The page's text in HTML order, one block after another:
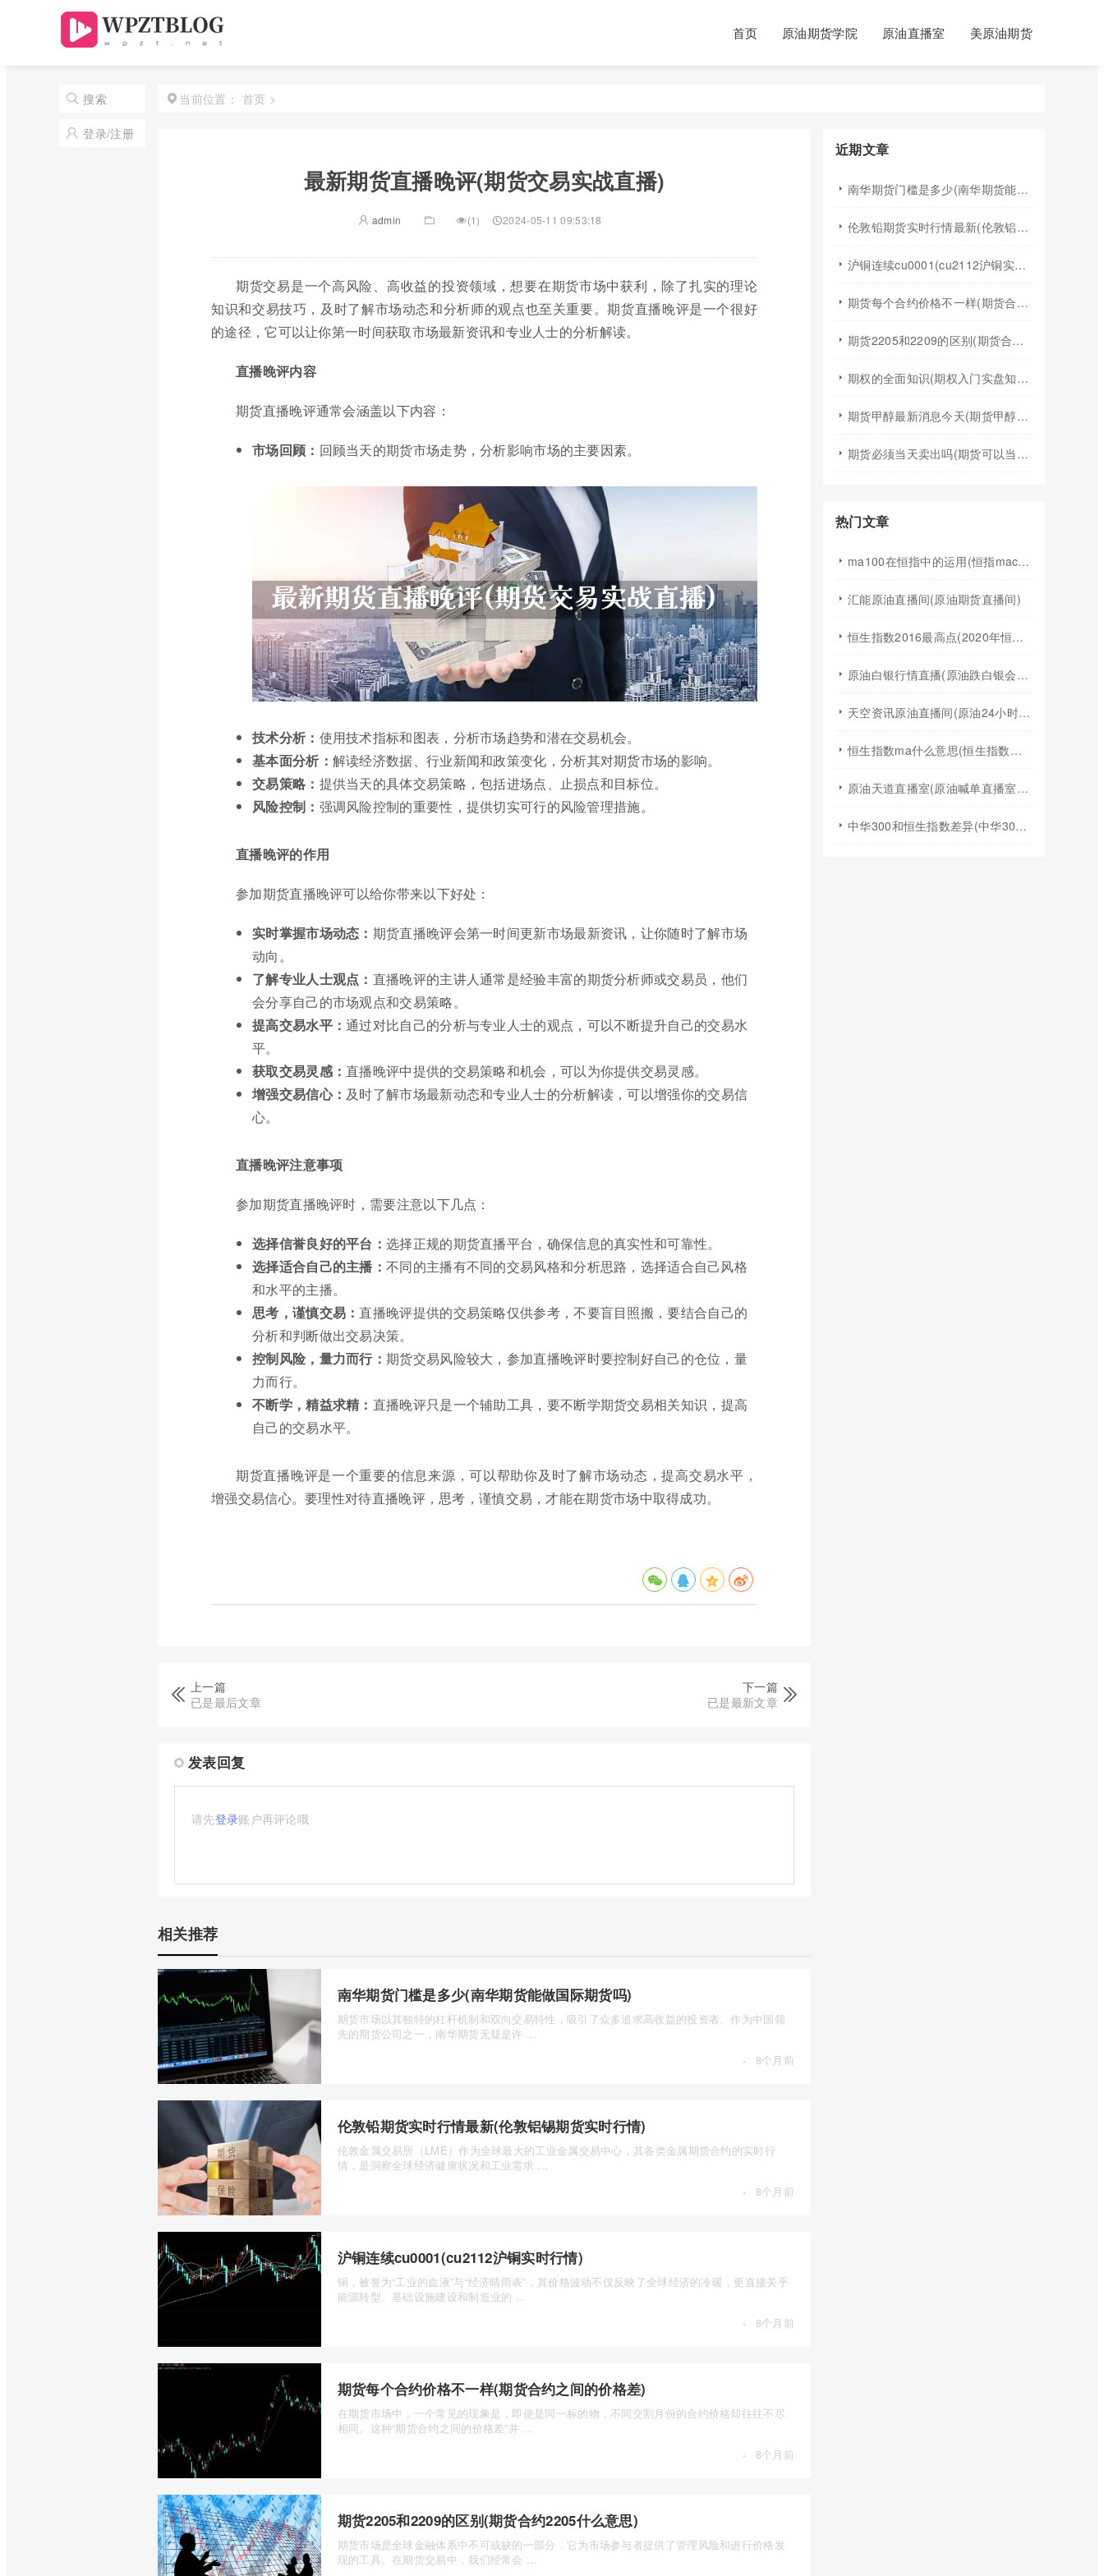
首页 原油期货学院 原油直播室 美原油期货
搜索
登录/注册
当前位置： 首页 >
最新期货直播晚评(期货交易实战直播)
admin (1) 2024-05-11 09:53:18
期货交易是一个高风险、高收益的投资领域，想要在期货市场中获利，除了扎实的理论
知识和交易技巧，及时了解市场动态和分析师的观点也至关重要。期货直播晚评是一个很好
的途径，它可以让你第一时间获取市场最新资讯和专业人士的分析解读。
直播晚评内容
期货直播晚评通常会涵盖以下内容：
市场回顾： 回顾当天的期货市场走势，分析影响市场的主要因素。
技术分析： 使用技术指标和图表，分析市场趋势和潜在交易机会。
基本面分析： 解读经济数据、行业新闻和政策变化，分析其对期货市场的影响。
交易策略： 提供当天的具体交易策略，包括进场点、止损点和目标位。
风险控制： 强调风险控制的重要性，提供切实可行的风险管理措施。
直播晚评的作用
参加期货直播晚评可以给你带来以下好处：
实时掌握市场动态： 期货直播晚评会第一时间更新市场最新资讯，让你随时了解市场
动向。
了解专业人士观点： 直播晚评的主讲人通常是经验丰富的期货分析师或交易员，他们
会分享自己的市场观点和交易策略。
提高交易水平：通过对比自己的分析与专业人士的观点，可以不断提升自己的交易水
平。
获取交易灵感： 直播晚评中提供的交易策略和机会，可以为你提供交易灵感。
增强交易信心： 及时了解市场最新动态和专业人士的分析解读，可以增强你的交易信
心。
直播晚评注意事项
参加期货直播晚评时，需要注意以下几点：
选择信誉良好的平台： 选择正规的期货直播平台，确保信息的真实性和可靠性。
选择适合自己的主播： 不同的主播有不同的交易风格和分析思路，选择适合自己风格
和水平的主播。
思考，谨慎交易： 直播晚评提供的交易策略仅供参考，不要盲目照搬，要结合自己的
分析和判断做出交易决策。
控制风险，量力而行： 期货交易风险较大，参加直播晚评时要控制好自己的仓位，量
力而行。
不断学，精益求精： 直播晚评只是一个辅助工具，要不断学期货交易相关知识，提高
自己的交易水平。
期货直播晚评是一个重要的信息来源，可以帮助你及时了解市场动态，提高交易水平，
增强交易信心。要理性对待直播晚评，思考，谨慎交易，才能在期货市场中取得成功。
上一篇
已是最后文章
下一篇
已是最新文章
发表回复
请先登录账户再评论哦
相关推荐
南华期货门槛是多少(南华期货能做国际期货吗)
期货市场以其独特的杠杆机制和双向交易特性，吸引了众多追求高收益的投资者。作为中国领
先的期货公司之一，南华期货无疑是许 ...
· 8个月前
伦敦铅期货实时行情最新(伦敦铝锡期货实时行情)
伦敦金属交易所（LME）作为全球最大的工业金属交易中心，其各类金属期货合约的实时行
情，是洞察全球经济健康状况和工业需求 ...
· 8个月前
沪铜连续cu0001(cu2112沪铜实时行情)
铜，被誉为“工业的血液”与“经济晴雨表”，其价格波动不仅反映了全球经济的冷暖，更直接关乎
能源转型、基础设施建设和制造业的 ...
· 8个月前
期货每个合约价格不一样(期货合约之间的价格差)
在期货市场中，一个常见的现象是，即使是同一标的物，不同交割月份的合约价格却往往不尽
相同。这种“期货合约之间的价格差”并 ...
· 8个月前
期货2205和2209的区别(期货合约2205什么意思)
期货市场是全球金融体系中不可或缺的一部分，它为市场参与者提供了管理风险和进行价格发
现的工具。在期货交易中，我们经常会 ...
近期文章
南华期货门槛是多少(南华期货能做国际期货吗)
伦敦铅期货实时行情最新(伦敦铝锡期货实时行情)
沪铜连续cu0001(cu2112沪铜实时行情)
期货每个合约价格不一样(期货合约之间的价格差)
期货2205和2209的区别(期货合约2205什么意思)
期权的全面知识(期权入门实盘知识)
期货甲醇最新消息今天(期货甲醇最新消息今天行情)
期货必须当天卖出吗(期货可以当天买入卖出吗)
热门文章
ma100在恒指中的运用(恒指macd指标的妙用)
汇能原油直播间(原油期货直播间)
恒生指数2016最高点(2020年恒生指数最高点)
原油白银行情直播(原油跌白银会跌吗)
天空资讯原油直播间(原油24小时直播间)
恒生指数ma什么意思(恒生指数标的)
原油天道直播室(原油喊单直播室22小时)
中华300和恒生指数差异(中华300指数是什么)